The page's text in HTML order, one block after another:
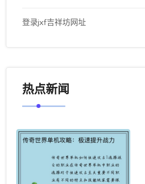
登录jxf吉祥坊网址
热点新闻